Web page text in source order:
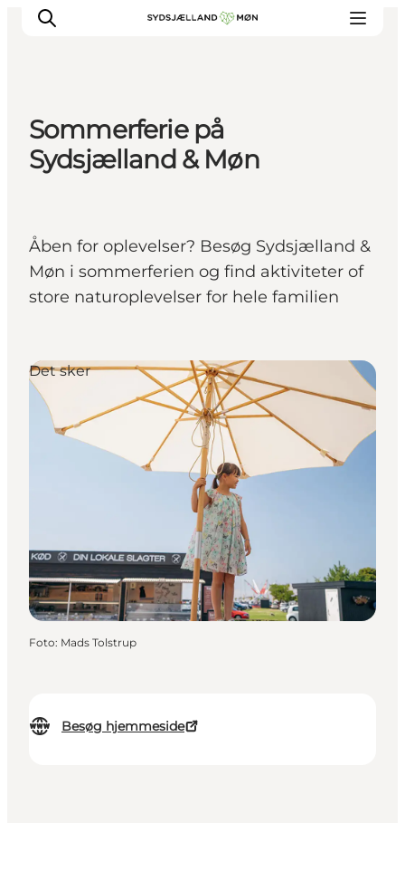
Oplev
Byer og steder
Overnat
Planlæg din tur
Sommerferie på
Sydsjælland & Møn
Åben for oplevelser? Besøg Sydsjælland &
Møn i sommerferien og find aktiviteter of
store naturoplevelser for hele familien
Besøg hjemmeside
Det sker
Foto: Mads Tolstrup